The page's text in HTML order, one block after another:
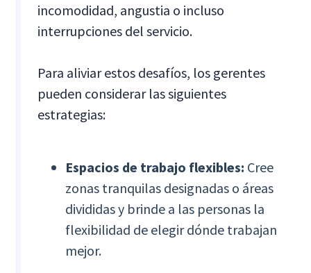
incomodidad, angustia o incluso
interrupciones del servicio.
Para aliviar estos desafíos, los gerentes
pueden considerar las siguientes
estrategias:
Espacios de trabajo flexibles: Cree
zonas tranquilas designadas o áreas
divididas y brinde a las personas la
flexibilidad de elegir dónde trabajan
mejor.